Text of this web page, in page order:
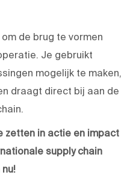
de brug te vormen
Je gebruikt
mogelijk te maken,
draagt direct bij aan de
zetten in actie en impact
supply chain